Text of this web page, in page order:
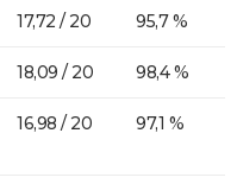
17,72 / 20 95,7 %
18,09 / 20 98,4 %
16,98 / 20 97,1 %